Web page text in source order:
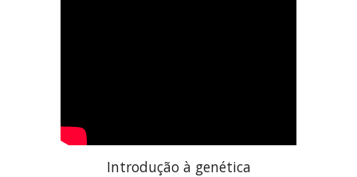
Introdução à genética